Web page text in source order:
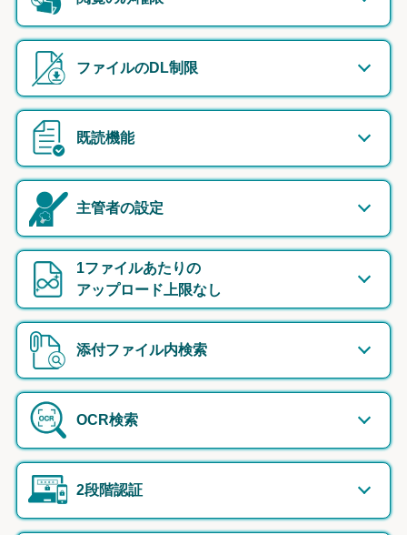
ファイルのDL制限
既読機能
主管者の設定
1ファイルあたりの
アップロード上限なし
添付ファイル内検索
OCR検索
2段階認証